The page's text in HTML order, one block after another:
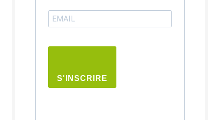
S'INSCRIRE